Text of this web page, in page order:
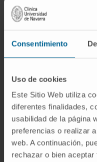
Consentimiento
Uso de cookies
Este Sitio Web utiliza
diferentes finalidades,
usabilidad de la página
preferencias o realizar
web. A continuación,
rechazar o bien
modelos
información muy útil
representan una
Planelles en Cáncer
de un nuevo modelo
en ratones
Beca de
importante para